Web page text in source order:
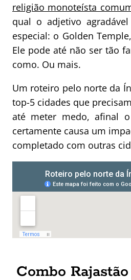
religião monoteísta
qual o adjetivo
especial: o Golden
Ele pode até não ser tão
como. Ou mais.
Um roteiro pelo norte da
top-5 cidades que
até meter medo, afinal
certamente causa um
completado com outras
Combo